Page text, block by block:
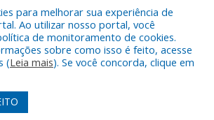
a Prefeitura Municipal de Bujaru.
Área Administrativa
para melhorar sua experiência de
Ao utilizar nosso portal, você
de monitoramento de cookies.
sobre como isso é feito, acesse
(Leia mais). Se você concorda, clique em